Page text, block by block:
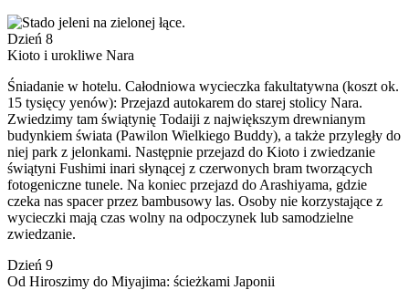
Dzień 8
Kioto i urokliwe Nara
Śniadanie w hotelu. Całodniowa wycieczka fakultatywna (koszt ok.
15 tysięcy yenów): Przejazd autokarem do starej stolicy Nara.
Zwiedzimy tam świątynię Todaiji z największym drewnianym
budynkiem świata (Pawilon Wielkiego Buddy), a także przyległy do
niej park z jelonkami. Następnie przejazd do Kioto i zwiedzanie
świątyni Fushimi inari słynącej z czerwonych bram tworzących
fotogeniczne tunele. Na koniec przejazd do Arashiyama, gdzie
czeka nas spacer przez bambusowy las. Osoby nie korzystające z
wycieczki mają czas wolny na odpoczynek lub samodzielne
zwiedzanie.
Dzień 9
Od Hiroszimy do Miyajima: ścieżkami Japonii